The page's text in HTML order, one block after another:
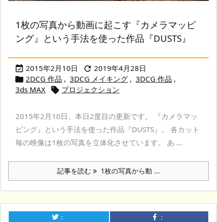
1枚の写真から動画に起こす『カメラマッピ
ング』という手法を使った作品『DUSTS』
 2015年2月10日  2019年4月28日
 2DCG 作品 , 3DCG メイキング , 3DCG 作品 ,
3ds MAX  プロジェクション
2015年2月10日、本日2度目の更新です。 『カメラマッ
ピング』という手法を使った作品『DUSTS』。 各カット
毎の映像は1枚の写真を立体化させています。 あ ...
記事を読む 1枚の写真から動 ...
： ：